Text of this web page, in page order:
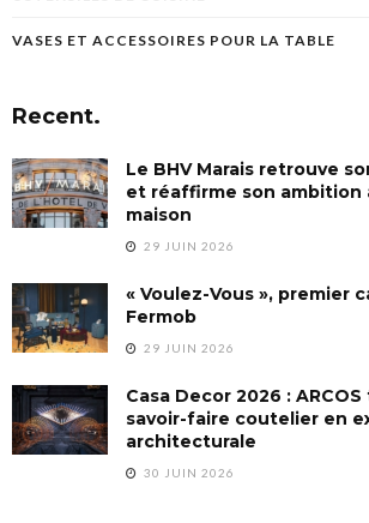
VASES ET ACCESSOIRES POUR LA TABLE
Recent.
Le BHV Marais retrouve
et réaffirme son ambition
maison
29 JUIN 2026
« Voulez-Vous », premier
Fermob
29 JUIN 2026
Casa Decor 2026 :
savoir-faire coutelier en
architecturale
30 JUIN 2026